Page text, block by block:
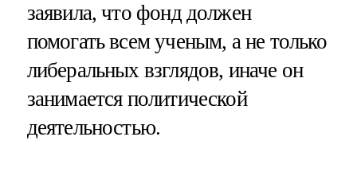
заявила, что фонд должен
помогать всем ученым, а не только
либеральных взглядов, иначе он
занимается политической
деятельностью.